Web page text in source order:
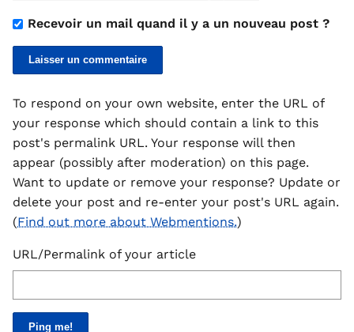
Recevoir un mail quand il y a un nouveau post ?
To respond on your own website, enter the URL of
your response which should contain a link to this
post's permalink URL. Your response will then
appear (possibly after moderation) on this page.
Want to update or remove your response? Update or
delete your post and re-enter your post's URL again.
(Find out more about Webmentions.)
URL/Permalink of your article